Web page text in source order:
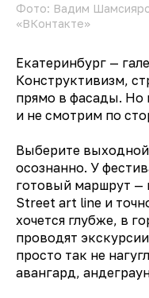
Фото: Вадим
«ВКонтакте»
Екатеринбург —
Конструктивизм,
прямо в фасады. Но
и не смотрим по
Выберите
осознанно. У
готовый маршрут —
Street art line и
хочется глубже, в
проводят
просто так не
авангард,